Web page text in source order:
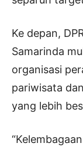
Ke depan,
Samarinda
organisasi
pariwisata
yang lebih